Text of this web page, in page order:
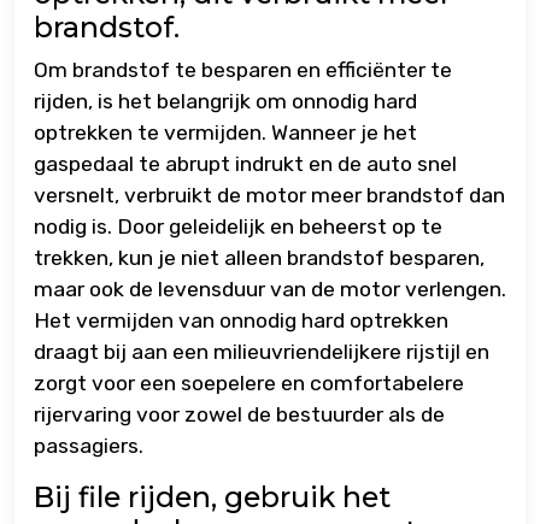
brandstof.
Om brandstof te besparen en efficiënter te
rijden, is het belangrijk om onnodig hard
optrekken te vermijden. Wanneer je het
gaspedaal te abrupt indrukt en de auto snel
versnelt, verbruikt de motor meer brandstof dan
nodig is. Door geleidelijk en beheerst op te
trekken, kun je niet alleen brandstof besparen,
maar ook de levensduur van de motor verlengen.
Het vermijden van onnodig hard optrekken
draagt bij aan een milieuvriendelijkere rijstijl en
zorgt voor een soepelere en comfortabelere
rijervaring voor zowel de bestuurder als de
passagiers.
Bij file rijden, gebruik het